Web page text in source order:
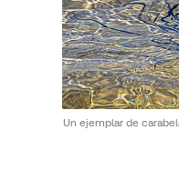
Un ejemplar de